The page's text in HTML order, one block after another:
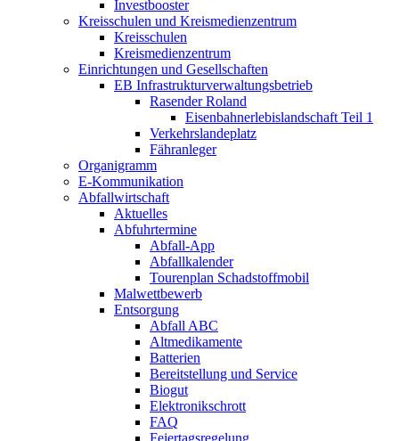
Investbooster
Kreisschulen und Kreismedienzentrum
Kreisschulen
Kreismedienzentrum
Einrichtungen und Gesellschaften
EB Infrastruktur­verwaltungsbetrieb
Rasender Roland
Eisenbahnerlebis­landschaft Teil 1
Verkehrslandeplatz
Fähranleger
Organigramm
E-Kommunikation
Abfallwirtschaft
Aktuelles
Abfuhrtermine
Abfall-App
Abfallkalender
Tourenplan Schadstoffmobil
Malwettbewerb
Entsorgung
Abfall ABC
Altmedikamente
Batterien
Bereitstellung und Service
Biogut
Elektronikschrott
FAQ
Feiertagsregelung